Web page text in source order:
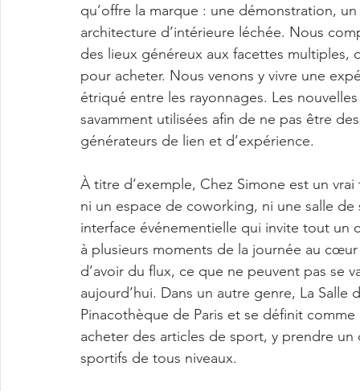
qu’offre la marque : une démonstration,
architecture d’intérieure léchée. Nous
des lieux généreux aux facettes
pour acheter. Nous venons y vivre une
étriqué entre les rayonnages. Les
savamment utilisées afin de ne pas être
générateurs de lien et d’expérience.
À titre d’exemple, Chez Simone est un
ni un espace de coworking, ni une salle
interface événementielle qui invite tout un
à plusieurs moments de la journée au
d’avoir du flux, ce que ne peuvent pas se
aujourd’hui. Dans un autre genre, La
Pinacothèque de Paris et se définit
acheter des articles de sport, y prendre
sportifs de tous niveaux.